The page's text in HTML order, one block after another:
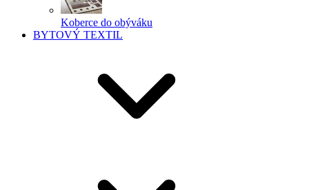
Koberce do obýváku
BYTOVÝ TEXTIL